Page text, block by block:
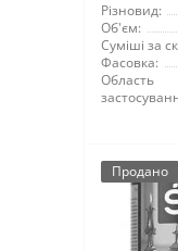
Різновид:
Об'єм:
Суміші за
Фасовка:
Область
Продано